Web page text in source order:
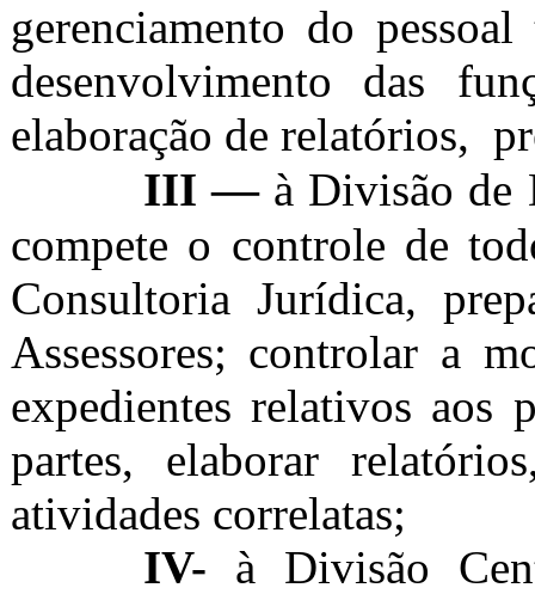
gerenciamento do
desenvolvimento das
elaboração de relatórios,
III— à Divisão de
compete o controle de
Consultoria Jurídica,
Assessores; controlar a
expedientes relativos aos
partes, elaborar
atividades correlatas;
IV- à Divisão